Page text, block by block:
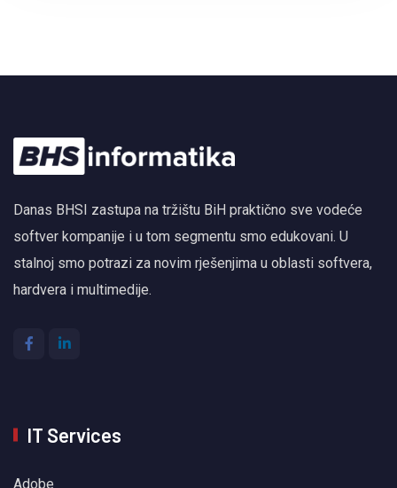
Danas BHSI zastupa na tržištu BiH praktično sve vodeće
softver kompanije i u tom segmentu smo edukovani. U
stalnoj smo potrazi za novim rješenjima u oblasti softvera,
hardvera i multimedije.
IT Services
Adobe